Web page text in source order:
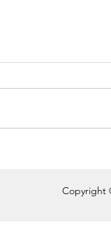
Copyright